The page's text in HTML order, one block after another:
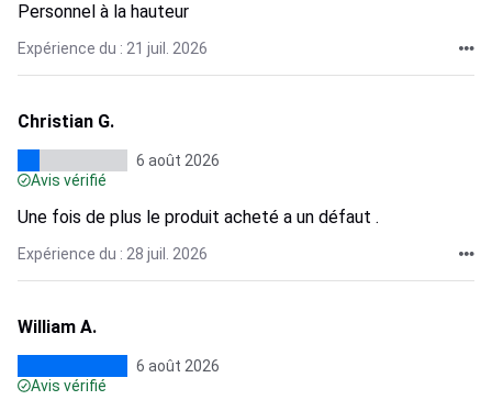
Personnel à la hauteur
Expérience du : 21 juil. 2026
Christian G.
6 août 2026
Avis vérifié
Une fois de plus le produit acheté a un défaut .
Expérience du : 28 juil. 2026
William A.
6 août 2026
Avis vérifié